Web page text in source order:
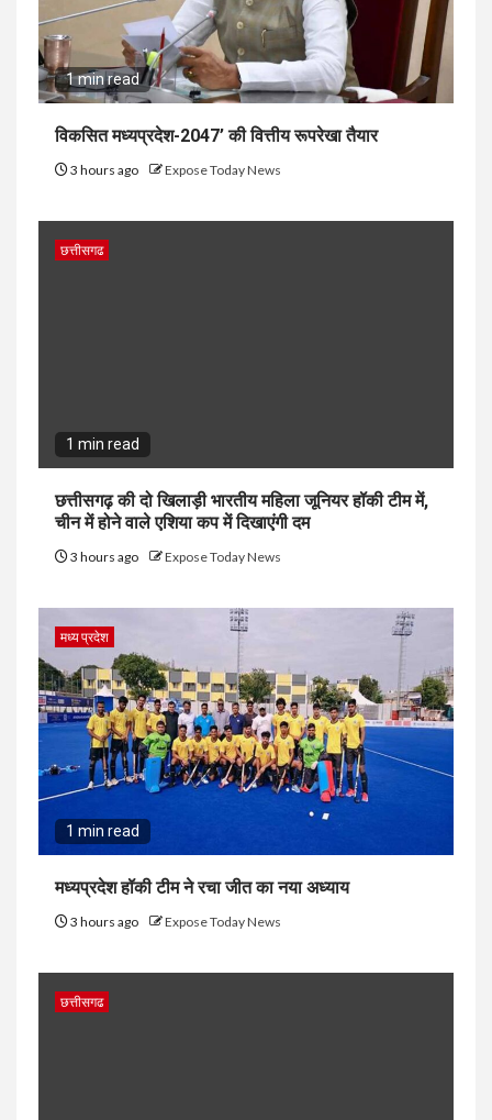
1 min read
विकसित मध्यप्रदेश-2047’ की वित्तीय रूपरेखा तैयार
3 hours ago Expose Today News
छत्तीसगढ
1 min read
छत्तीसगढ़ की दो खिलाड़ी भारतीय महिला जूनियर हॉकी टीम में,
चीन में होने वाले एशिया कप में दिखाएंगी दम
3 hours ago Expose Today News
मध्य प्रदेश
1 min read
मध्यप्रदेश हॉकी टीम ने रचा जीत का नया अध्याय
3 hours ago Expose Today News
छत्तीसगढ